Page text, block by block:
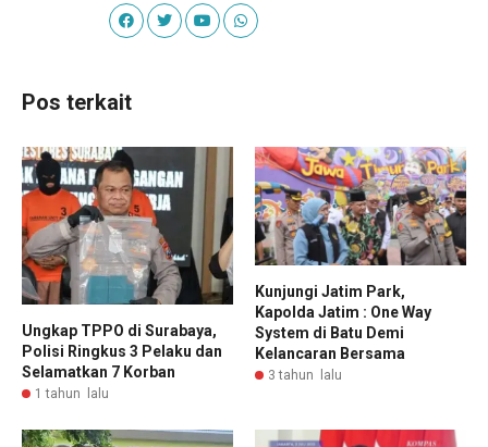
Pos terkait
Ungkap TPPO di Surabaya,
Polisi Ringkus 3 Pelaku dan
Selamatkan 7 Korban
1 tahun lalu
Kunjungi Jatim Park,
Kapolda Jatim : One Way
System di Batu Demi
Kelancaran Bersama
3 tahun lalu